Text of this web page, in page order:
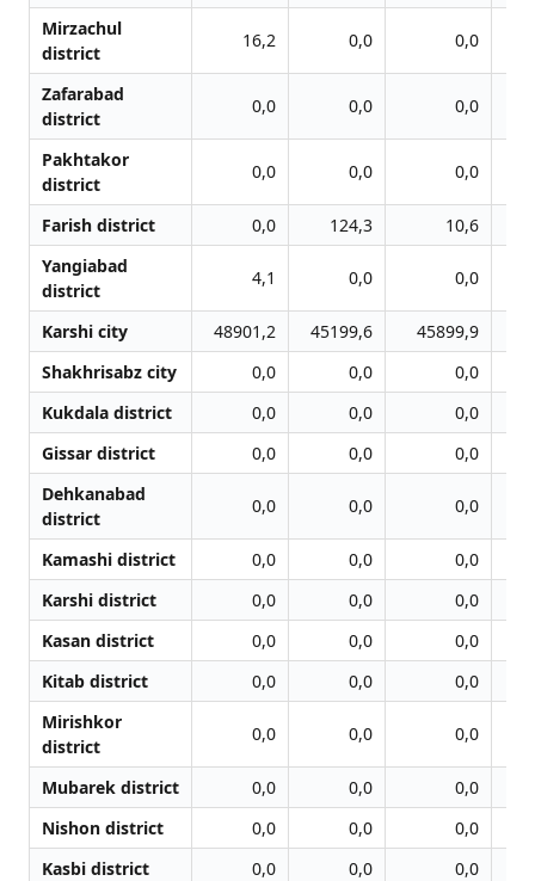
Mirzachul
district
16,2 0,0 0,0
Zafarabad
district
0,0 0,0 0,0
Pakhtakor
district
0,0 0,0 0,0
Farish district 0,0 124,3
10,6
Yangiabad
district
4,1 0,0 0,0
Karshi city 48901,2 45199,6 45899,9
Shakhrisabz city
0,0 0,0
0,0
Kukdala district
0,0 0,0
0,0
Gissar district
0,0 0,0
0,0
Dehkanabad
district
0,0 0,0 0,0
Kamashi district 0,0 0,0
0,0
Karshi district
0,0 0,0
0,0
Kasan district
0,0 0,0
0,0
Kitab district
0,0 0,0 0,0
Mirishkor
district
0,0 0,0 0,0
Mubarek district 0,0 0,0
0,0
Nishon district
0,0 0,0
0,0
Kasbi district
0,0 0,0
0,0